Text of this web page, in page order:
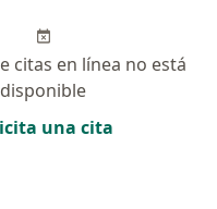
citas en línea no está
disponible
una cita